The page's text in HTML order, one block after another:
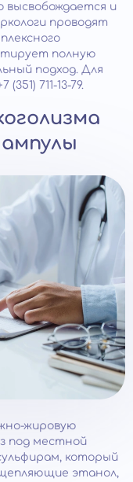
и
проводят
полную
подход. Для
711-13-79.
жировую
под местной
который
этанол,